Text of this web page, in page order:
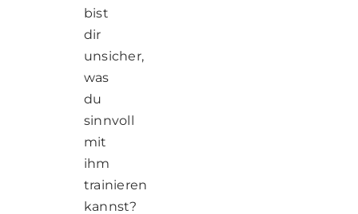
bist
dir
unsicher,
was
du
sinnvoll
mit
ihm
trainieren
kannst?